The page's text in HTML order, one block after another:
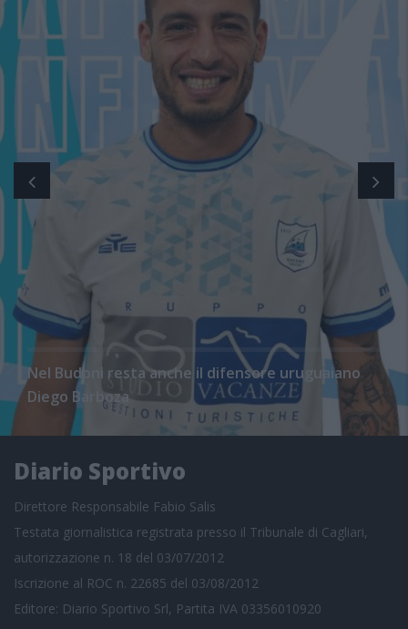
Nel Budoni resta anche il difensore uruguaiano
Diego Barboza
Diario Sportivo
Direttore Responsabile Fabio Salis
Testata giornalistica registrata presso il Tribunale di Cagliari,
autorizzazione n. 18 del 03/07/2012
Iscrizione al ROC n. 22685 del 03/08/2012
Editore: Diario Sportivo Srl, Partita IVA 03356010920